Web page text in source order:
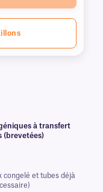
à transfert
(brevetées)
congelé et tubes déjà